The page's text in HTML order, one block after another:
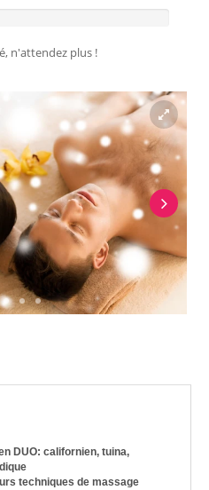
n'attendez plus !
DUO: californien, tuina,
techniques de massage